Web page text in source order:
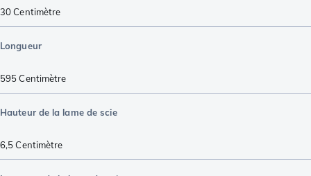
30Centimètre
Longueur
595Centimètre
Hauteur de la lame de scie
6,5Centimètre